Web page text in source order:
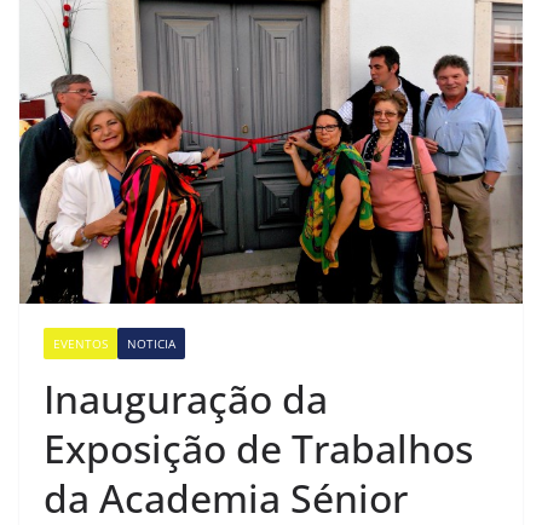
EVENTOS NOTICIA
Inauguração da
Exposição de Trabalhos
da Academia Sénior